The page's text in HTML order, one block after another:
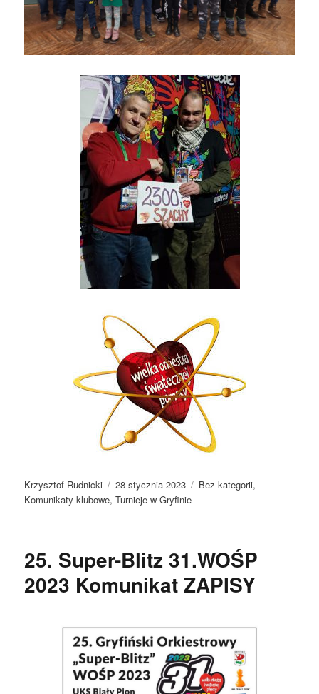
Autor
Krzysztof Rudnicki
Data
publikacji
28 stycznia 2023 Kategorie
Bez kategorii,
Komunikaty klubowe,Turnieje w Gryfinie
25. Super-Blitz 31.WOŚP
2023 Komunikat ZAPISY